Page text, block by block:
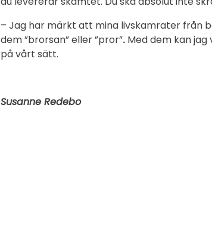
– Jag har märkt att mina livskamrater från
dem ”brorsan” eller ”pror”. Med dem kan
på vårt sätt.
Susanne Redebo